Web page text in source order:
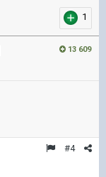
1
13 609
#4